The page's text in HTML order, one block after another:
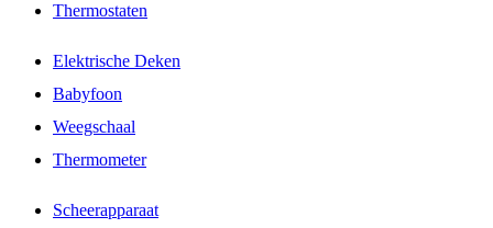
Thermostaten
Elektrische Deken
Babyfoon
Weegschaal
Thermometer
Scheerapparaat